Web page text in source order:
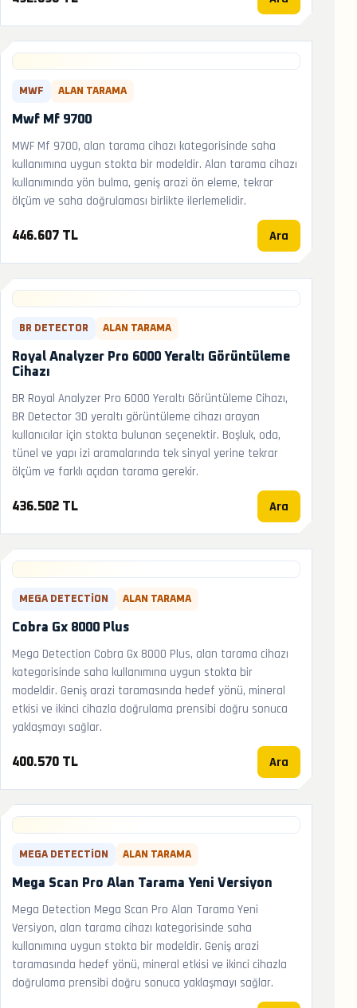
MWF ALAN TARAMA
Mwf Mf 9700
MWF Mf 9700, alan tarama cihazı kategorisinde saha
kullanımına uygun stokta bir modeldir. Alan tarama cihazı
kullanımında yön bulma, geniş arazi ön eleme, tekrar
ölçüm ve saha doğrulaması birlikte ilerlemelidir.
446.607 TL Ara
BR DETECTOR ALAN TARAMA
Royal Analyzer Pro 6000 Yeraltı Görüntüleme
Cihazı
BR Royal Analyzer Pro 6000 Yeraltı Görüntüleme Cihazı,
BR Detector 3D yeraltı görüntüleme cihazı arayan
kullanıcılar için stokta bulunan seçenektir. Boşluk, oda,
tünel ve yapı izi aramalarında tek sinyal yerine tekrar
ölçüm ve farklı açıdan tarama gerekir.
436.502 TL Ara
MEGA DETECTION ALAN TARAMA
Cobra Gx 8000 Plus
Mega Detection Cobra Gx 8000 Plus, alan tarama cihazı
kategorisinde saha kullanımına uygun stokta bir
modeldir. Geniş arazi taramasında hedef yönü, mineral
etkisi ve ikinci cihazla doğrulama prensibi doğru sonuca
yaklaşmayı sağlar.
400.570 TL Ara
MEGA DETECTION ALAN TARAMA
Mega Scan Pro Alan Tarama Yeni Versiyon
Mega Detection Mega Scan Pro Alan Tarama Yeni
Versiyon, alan tarama cihazı kategorisinde saha
kullanımına uygun stokta bir modeldir. Geniş arazi
taramasında hedef yönü, mineral etkisi ve ikinci cihazla
doğrulama prensibi doğru sonuca yaklaşmayı sağlar.